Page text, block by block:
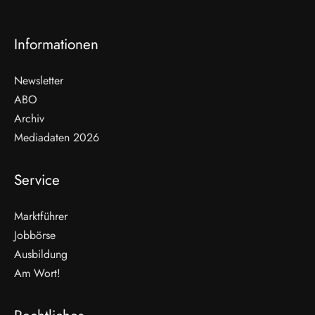
Informationen
Newsletter
ABO
Archiv
Mediadaten 2026
Service
Marktführer
Jobbörse
Ausbildung
Am Wort!